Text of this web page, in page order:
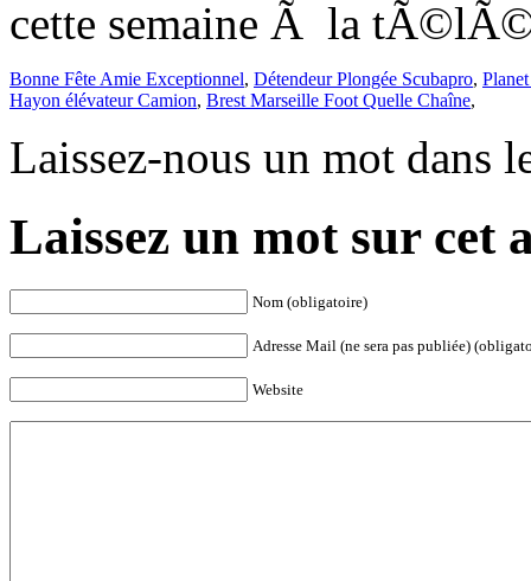
Bonne Fête Amie Exceptionnel, Détendeur Plongée Scubapro,
Hayon élévateur Camion, Brest Marseille Foot Quelle Chaîne,
Laissez-nous un mot dans
Laissez un mot sur cet
Nom (obligatoire)
Adresse Mail (ne sera pas publiée)
Website